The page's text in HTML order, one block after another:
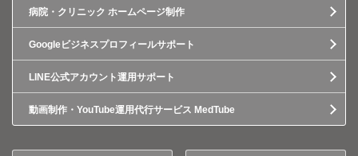
病院・クリニック ホームページ制作
Googleビジネスプロフィールサポート
LINE公式アカウント運用サポート
動画制作・YouTube運用代行サービス MedTube